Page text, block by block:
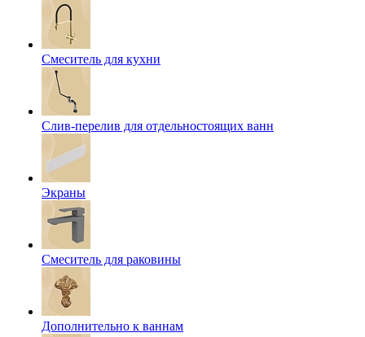
Смеситель для кухни
Слив-перелив для отдельностоящих ванн
Экраны
Смеситель для раковины
Дополнительно к ваннам